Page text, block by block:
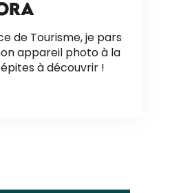
de Tourisme, je pars
appareil photo à la
à découvrir !